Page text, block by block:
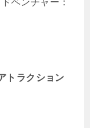
トラクション